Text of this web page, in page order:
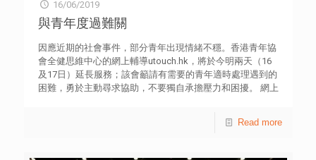
法防治中心透過轄下地區外展社會工作隊、深宵青年服務和
青年支援服務，就邊緣及犯罪青少年經常面對的三大問題，
包括「犯罪違規」、「性危機」及「吸毒」，提供預防教
育、危機介入與評估，以及輔導治療；另外亦推動專業協作
和研發倡導。「青法網」和「違法防治熱線8100 9669」，
為公眾提供青少年犯罪違規的資訊和求助方法。青協於上環
永利街亦為有需要的青少年提供短期住宿服務。 青協青年違
笑及孤立，令自信心受損。踏入中學階段，為了得到朋輩的
16/06/2019
與青年度過難關
因應近期的社會事件，部分青年出現情緒不穩。香港青年協
會全健思維中心的網上輔導utouch.hk，將於今明兩天（16
及17日）延長服務；該會籲請有需要的青年適時處理遇到的
困難，勇於主動尋求協助，不要獨自承擔壓力和困擾。 網上
徐小曼女士表示，該中心過去四天收到約60宗求助，主要是
Read more